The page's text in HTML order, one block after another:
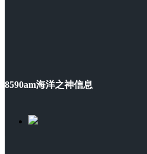
8590am海洋之神信息